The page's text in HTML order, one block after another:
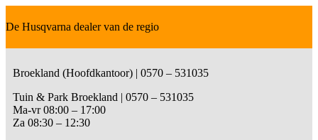
De Husqvarna dealer van de regio
Broekland (Hoofdkantoor) | 0570 – 531035
Tuin & Park Broekland | 0570 – 531035
Ma-vr 08:00 – 17:00
Za 08:30 – 12:30